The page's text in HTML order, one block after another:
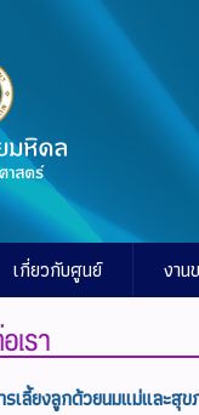
เกี่ยวกับศูนย์ งาน
เลี้ยงลูกด้วยนมแม่และสุ